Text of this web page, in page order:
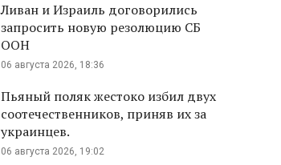
Ливан и Израиль договорились
запросить новую резолюцию СБ
ООН
06 августа 2026, 18:36
Пьяный поляк жестоко избил двух
соотечественников, приняв их за
украинцев.
06 августа 2026, 19:02